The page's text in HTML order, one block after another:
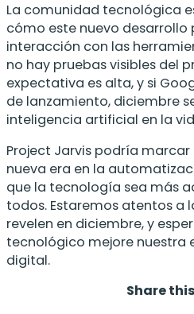
La comunidad tecnológica
cómo este nuevo
interacción con las
no hay pruebas visibles del
expectativa es alta, y si
de lanzamiento, diciembre
inteligencia artificial en la
Project Jarvis podría
nueva era en la
que la tecnología sea más
todos. Estaremos atentos a
revelen en diciembre, y
tecnológico mejore nuestra
digital.
Share